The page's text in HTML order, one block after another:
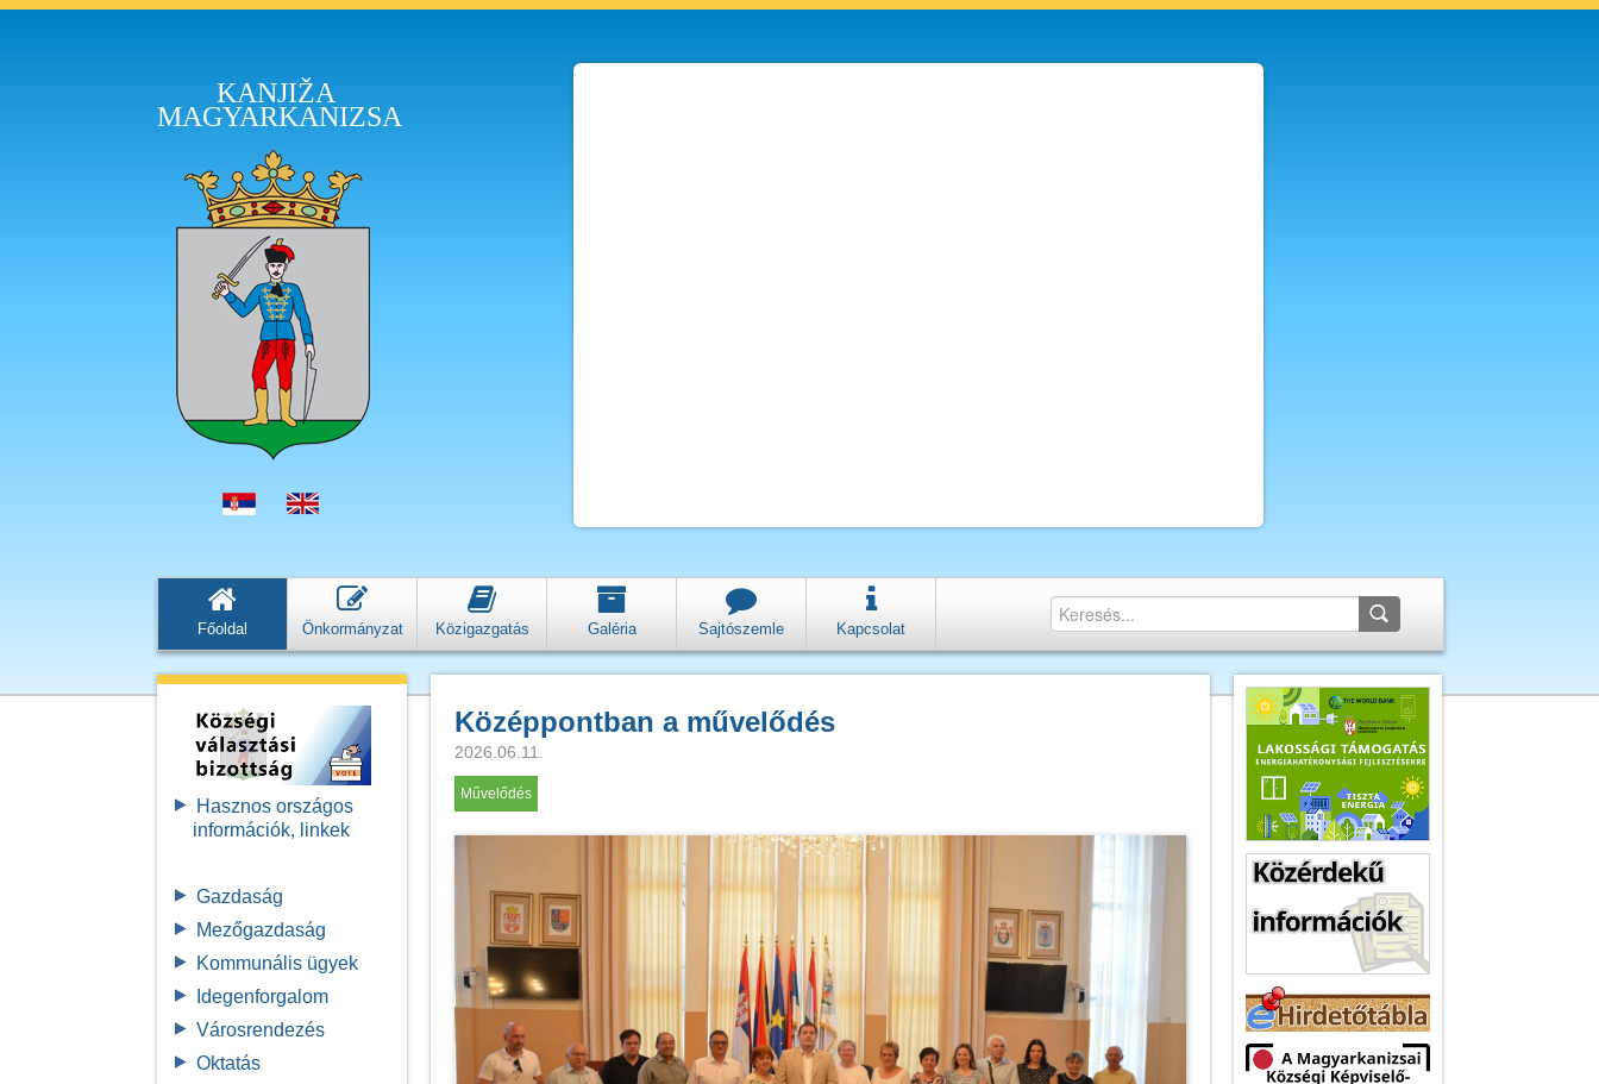
KANJIŽA
MAGYARKANIZSA
Főoldal Önkormányzat Közigazgatás Galéria Sajtószemle Kapcsolat
Hasznos országos
információk, linkek
Gazdaság
Mezőgazdaság
Kommunális ügyek
Idegenforgalom
Városrendezés
Oktatás
Középpontban a művelődés
2026.06.11.
Művelődés